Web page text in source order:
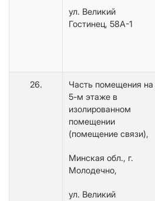
ул. Великий
Гостинец, 58А-1
26.
Часть помещения на
5-м этаже в
изолированном
помещении
(помещение связи),
Минская обл., г.
Молодечно,
ул. Великий